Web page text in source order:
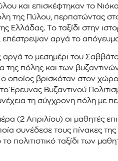
και επισκέφτηκαν το
της Πύλου, περπατώντας
Ελλάδας. Το ταξίδι στην
επέστρεψαν αργά το
το μεσημέρι του
της πόλης και των
οποίος βρισκόταν στον
Έρευνας Βυζαντινού
τη σύγχρονη πόλη με
(2 Απριλίου) οι μαθητές
συνέδεσε τους πίνακες
πολιτιστικό ταξίδι των